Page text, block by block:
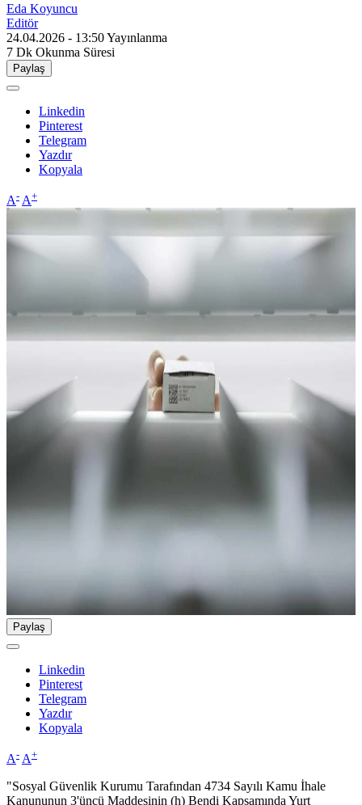
Eda Koyuncu
Editör
24.04.2026 - 13:50Yayınlanma
7 Dk Okunma Süresi
Paylaş
Linkedin
Pinterest
Telegram
Yazdır
Kopyala
A- A+
Paylaş
Linkedin
Pinterest
Telegram
Yazdır
Kopyala
A- A+
"Sosyal Güvenlik Kurumu Tarafından 4734 Sayılı Kamu İhale
Kanununun 3'üncü Maddesinin (h) Bendi Kapsamında Yurt